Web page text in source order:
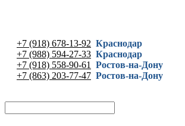
+7 (918) 678-13-92 Краснодар
+7 (988) 594-27-33 Краснодар
+7 (918) 558-90-61
Ростов-на-Дону
+7 (863) 203-77-47 Ростов-на-Дону